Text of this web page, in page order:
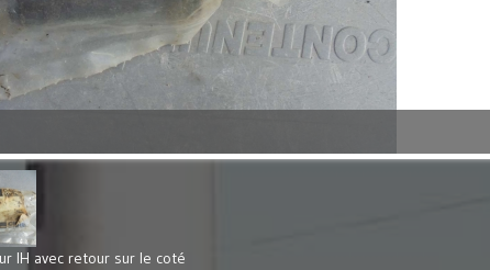
IH avec retour sur le coté